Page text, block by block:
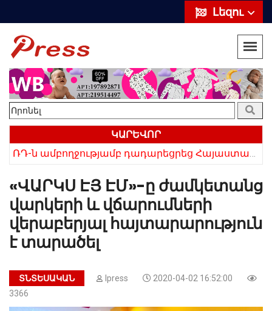
Լեզու
ԿԱՐԵՎՈՐ
«ՎԱՐԿՍ ԷՅ ԷՄ»-ը ժամկետանց
վարկերի և վճարումների
վերաբերյալ հայտարարություն
է տարածել
ՏՆՏԵՍԱԿԱՆ Ipress
2020-04-02 16:52:00
3366